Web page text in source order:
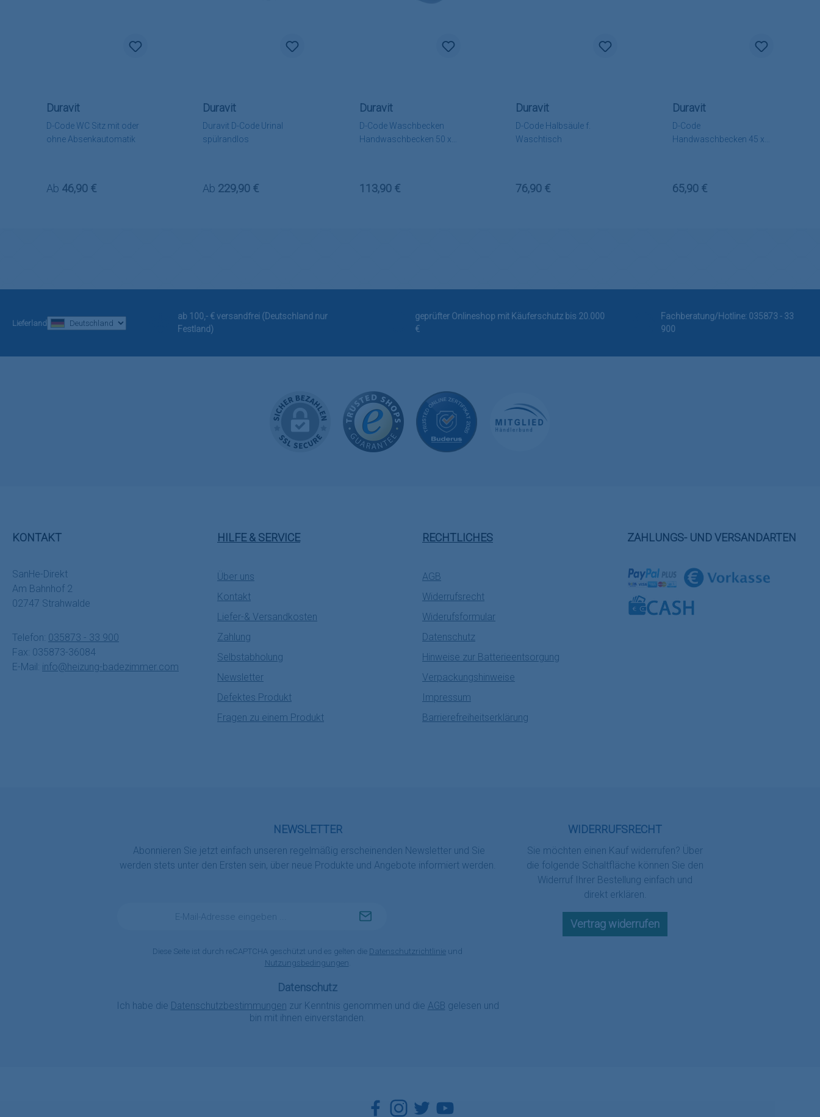
D-Code WC Sitz mit oder
ohne Absenkautomatik
Duravit
Regulärer Preis:
Ab 46,90 €
Duravit D-Code Urinal
spülrandlos
Duravit
Regulärer Preis:
Ab 229,90 €
D-Code Waschbecken
Handwaschbecken 50 x
Duravit
Regulärer Preis:
113,90 €
D-Code Halbsäule f.
Waschtisch
Duravit
Regulärer Preis:
76,90 €
D-Code
Handwaschbecken 45 x
Duravit
Regulärer Preis:
65,90 €
Lieferland
ab 100,- € versandfrei (Deutschland nur
Festland)
geprüfter Onlineshop mit Käuferschutz bis 20.000
€
Fachberatung/Hotline: 035873 - 33
900
KONTAKT
SanHe-Direkt
Am Bahnhof 2
02747 Strahwalde
Telefon: 035873 - 33 900
Fax: 035873-36084
E-Mail: info@heizung-badezimmer.com
HILFE & SERVICE
Über uns
Kontakt
Liefer-& Versandkosten
Zahlung
Selbstabholung
Newsletter
Defektes Produkt
Fragen zu einem Produkt
RECHTLICHES
AGB
Widerrufsrecht
Widerufsformular
Datenschutz
Hinweise zur Batterieentsorgung
Verpackungshinweise
Impressum
Barrierefreiheitserklärung
ZAHLUNGS- UND VERSANDARTEN
Benutzerdefiniertes Bild 1
WIDERRUFSRECHT
Sie möchten einen Kauf widerrufen? Über
die folgende Schaltfläche können Sie den
Widerruf Ihrer Bestellung einfach und
direkt erklären.
Vertrag widerrufen
NEWSLETTER
Abonnieren Sie jetzt einfach unseren regelmäßig erscheinenden Newsletter und Sie
werden stets unter den Ersten sein, über neue Produkte und Angebote informiert werden.
Diese Seite ist durch reCAPTCHA geschützt und es gelten die Datenschutzrichtlinie und
Nutzungsbedingungen
Datenschutz
Ich habe die Datenschutzbestimmungen zur Kenntnis genommen und die AGB gelesen und
bin mit ihnen einverstanden.
FacebookInstagram
Twitter YouTube